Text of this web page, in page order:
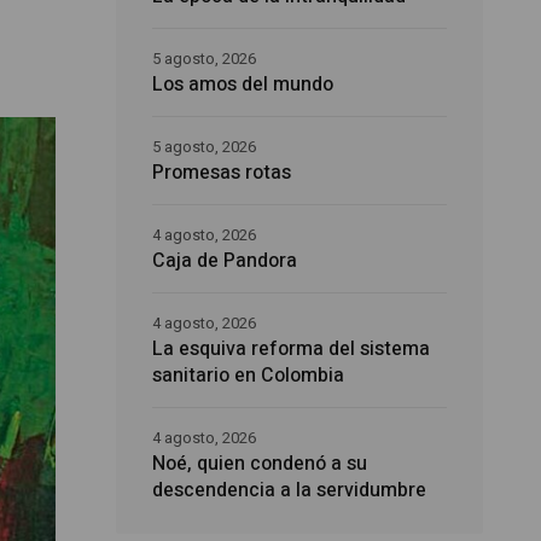
Los amos del mundo
5 agosto, 2026
Promesas rotas
5 agosto, 2026
Caja de Pandora
4 agosto, 2026
La esquiva reforma del sistema
sanitario en Colombia
4 agosto, 2026
Noé, quien condenó a su
descendencia a la servidumbre
4 agosto, 2026